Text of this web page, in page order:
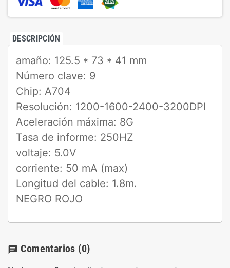
DESCRIPCIÓN
amaño: 125.5 * 73 * 41 mm
Número clave: 9
Chip: A704
Resolución: 1200-1600-2400-3200DPI
Aceleración máxima: 8G
Tasa de informe: 250HZ
voltaje: 5.0V
corriente: 50 mA (max)
Longitud del cable: 1.8m.
NEGRO ROJO
chat Comentarios (0)